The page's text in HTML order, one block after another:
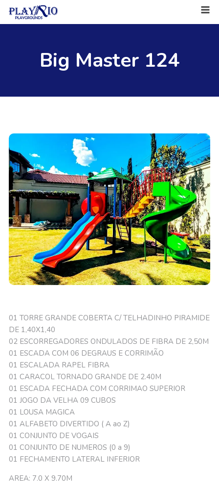
Big Master 124
01 TORRE GRANDE COBERTA C/ TELHADINHO PIRAMIDE
DE 1,40X1,40
02 ESCORREGADORES ONDULADOS DE FIBRA DE 2,50M
01 ESCADA COM 06 DEGRAUS E CORRIMÃO
01 ESCALADA RAPEL FIBRA
01 CARACOL TORNADO GRANDE DE 2.40M
01 ESCADA FECHADA COM CORRIMAO SUPERIOR
01 JOGO DA VELHA 09 CUBOS
01 LOUSA MAGICA
01 ALFABETO DIVERTIDO ( A ao Z)
01 CONJUNTO DE VOGAIS
01 CONJUNTO DE NUMEROS (0 a 9)
01 FECHAMENTO LATERAL INFERIOR
AREA: 7.0 X 9.70M